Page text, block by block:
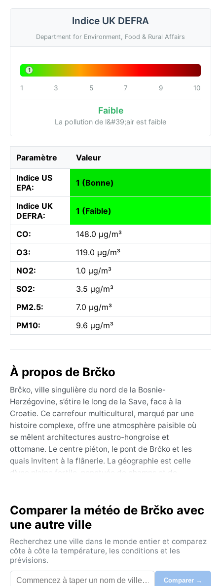
Indice UK DEFRA
Department for Environment, Food & Rural Affairs
1
1 3 5 7 9 10
Faible
La pollution de l&#39;air est faible
Paramètre Valeur
Indice US
EPA:
1 (Bonne)
Indice UK
DEFRA:
1 (Faible)
CO:
148.0 µg/m³
O3:
119.0 µg/m³
NO2:
1.0 µg/m³
SO2:
3.5 µg/m³
PM2.5:
7.0 µg/m³
PM10:
9.6 µg/m³
À propos de Brčko
Brčko, ville singulière du nord de la Bosnie-
Herzégovine, s’étire le long de la Save, face à la
Croatie. Ce carrefour multiculturel, marqué par une
histoire complexe, offre une atmosphère paisible où
se mêlent architectures austro-hongroise et
ottomane. Le centre piéton, le pont de Brčko et les
quais invitent à la flânerie. La géographie est celle
d’une plaine fertile, ponctuée de champs et de
son authenticité et sa vie de quartier discrète.
Sous la classification de Köppen Dfb, Brčko connaît
un climat continental humide à été chaud. Les étés
sont chauds et orageux, avec des températures
moyennes de 25 °C en juillet, parfois plus élevées, et
une humidité notable. Les hivers sont froids, la neige
tombe régulièrement de décembre à février, les
Comparer la météo de Brčko avec
une autre ville
Recherchez une ville dans le monde entier et comparez
côte à côte la température, les conditions et les
prévisions.
Comparer →